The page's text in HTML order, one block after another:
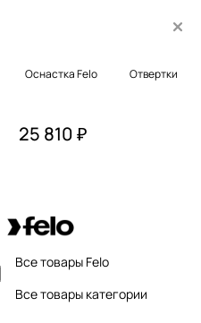
Оснастка Felo Отвертки
25 810 ₽
Все товары Felo
Все товары категории